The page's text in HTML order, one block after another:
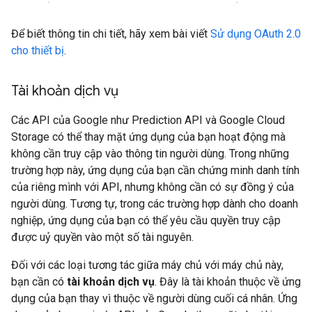
Để biết thông tin chi tiết, hãy xem bài viết Sử dụng OAuth 2.0
cho thiết bị.
Tài khoản dịch vụ
Các API của Google như Prediction API và Google Cloud
Storage có thể thay mặt ứng dụng của bạn hoạt động mà
không cần truy cập vào thông tin người dùng. Trong những
trường hợp này, ứng dụng của bạn cần chứng minh danh tính
của riêng mình với API, nhưng không cần có sự đồng ý của
người dùng. Tương tự, trong các trường hợp dành cho doanh
nghiệp, ứng dụng của bạn có thể yêu cầu quyền truy cập
được uỷ quyền vào một số tài nguyên.
Đối với các loại tương tác giữa máy chủ với máy chủ này,
bạn cần có tài khoản dịch vụ. Đây là tài khoản thuộc về ứng
dụng của bạn thay vì thuộc về người dùng cuối cá nhân. Ứng